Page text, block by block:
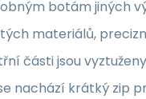
botám jiných
materiálů,
části jsou
nachází krátký zip